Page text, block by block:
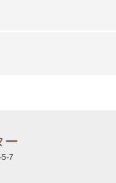
ー
7